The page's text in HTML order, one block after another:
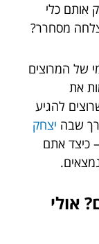
אותם כלי
מסחרר?
של המרוצים
את
להגיע
שבה יצחק
כיצד אתם
אולי